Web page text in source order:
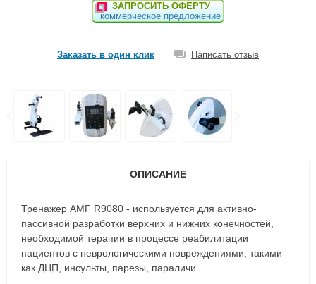
ЗАПРОСИТЬ ОФЕРТУ
коммерческое предложение
Заказать в один клик Написать отзыв
ОПИСАНИЕ
Тренажер AMF R9080 - используется для активно-
пассивной разработки верхних и нижних конечностей,
необходимой терапии в процессе реабилитации
пациентов с неврологическими повреждениями, такими
как ДЦП, инсульты, парезы, параличи.